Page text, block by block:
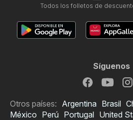
Todos los folletos de
Síguenos
Otros países: Argentina Brasil
México Perú Portugal United